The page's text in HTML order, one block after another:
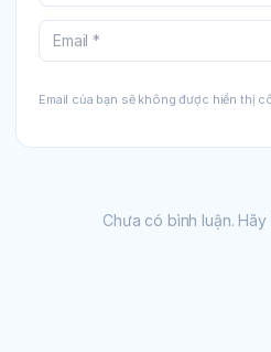
Email của bạn sẽ không được hiển thị
Chưa có bình luận.